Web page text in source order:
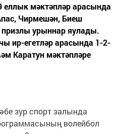
еллык мәктәпләр арасында
Чирмешән, Биеш
урыннар яулады.
ир-егетләр арасында 1-2-
Каратун мәктәпләре
зур спорт залында
волейбол